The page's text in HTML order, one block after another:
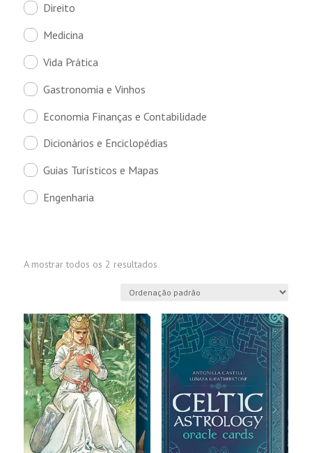
Direito
Medicina
Vida Prática
Gastronomia e Vinhos
Economia Finanças e Contabilidade
Dicionários e Enciclopédias
Guias Turísticos e Mapas
Engenharia
A mostrar todos os 2 resultados